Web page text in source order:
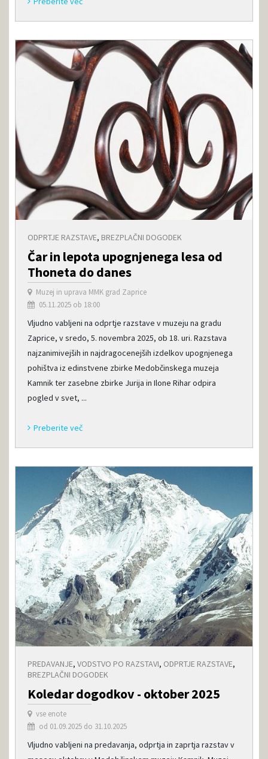
ODPRTJE RAZSTAVE, BREZPLAČNI DOGODEK
Čar in lepota upognjenega lesa od
Thoneta do danes
Muzej in uprava MMK grad Zaprice
05.11.2025 ob 18:00
Vljudno vabljeni na odprtje razstave v muzeju na gradu
Zaprice, v sredo, 5. novembra 2025, ob 18. uri. Razstava
najzanimivejših in najdragocenejših izdelkov upognjenega
pohištva iz edinstvene zbirke Medobčinskega muzeja
Kamnik ter zasebne zbirke Jurija in Ilone Rihar odpira
pogled v svet, ...
Preberite več
PREDAVANJE, VODSTVO PO RAZSTAVI, ODPRTJE RAZSTAVE,
BREZPLAČNI DOGODEK
Koledar dogodkov - oktober 2025
vse enote
od 01.09.2025 do 31.10.2025
Vljudno vabljeni na predavanja, odprtja in zaprtja razstav v